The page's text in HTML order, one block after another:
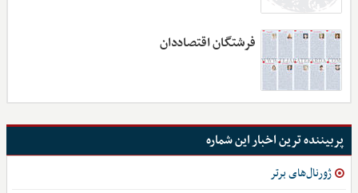
فرشتگان اقتصاددان
پربیننده ترین اخبار این شماره
ژورنال‌های برتر